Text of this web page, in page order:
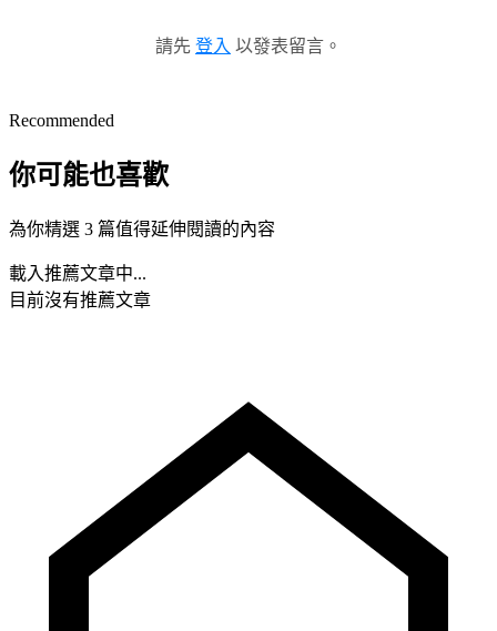
請先 登入 以發表留言。
Recommended
你可能也喜歡
為你精選 3 篇值得延伸閱讀的內容
載入推薦文章中...
目前沒有推薦文章